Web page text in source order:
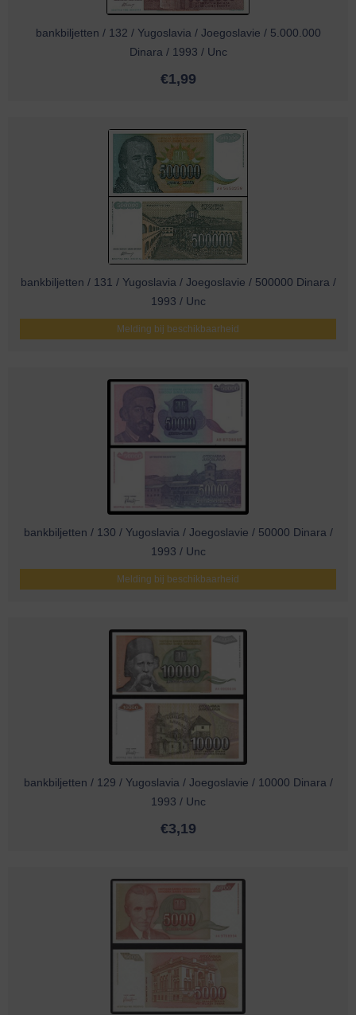
bankbiljetten / 132 / Yugoslavia / Joegoslavie / 5.000.000
Dinara / 1993 / Unc
€1,99
bankbiljetten / 131 / Yugoslavia / Joegoslavie / 500000 Dinara /
1993 / Unc
Melding bij beschikbaarheid
bankbiljetten / 130 / Yugoslavia / Joegoslavie / 50000 Dinara /
1993 / Unc
Melding bij beschikbaarheid
bankbiljetten / 129 / Yugoslavia / Joegoslavie / 10000 Dinara /
1993 / Unc
€3,19